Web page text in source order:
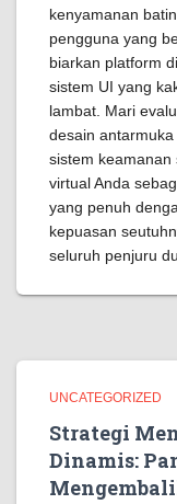
kenyamanan
pengguna yang
biarkan platform
sistem UI yang
lambat. Mari
desain
sistem keamanan
virtual Anda
yang penuh
kepuasan
seluruh penjuru
UNCATEGORIZED
Strategi
Dinamis: